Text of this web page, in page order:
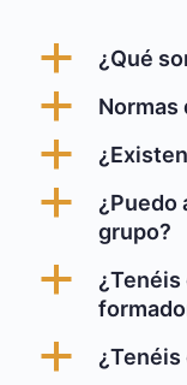
a ¿Qué
a Normas
a
a
¿Puedo
grupo?
a
a